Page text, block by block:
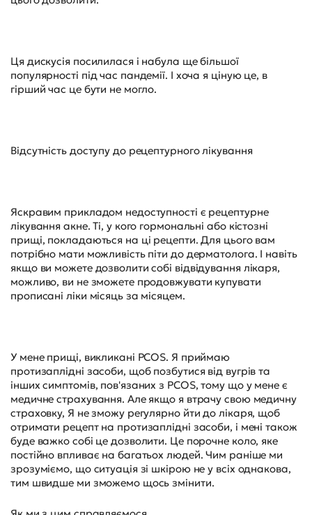
Ця дискусія посилилася і набула ще більшої
популярності під час пандемії. І хоча я ціную це, в
гірший час це бути не могло.
Відсутність доступу до рецептурного лікування
Яскравим прикладом недоступності є рецептурне
лікування акне. Ті, у кого гормональні або кістозні
прищі, покладаються на ці рецепти. Для цього вам
потрібно мати можливість піти до дерматолога. І навіть
якщо ви можете дозволити собі відвідування лікаря,
можливо, ви не зможете продовжувати купувати
прописані ліки місяць за місяцем.
У мене прищі, викликані PCOS. Я приймаю
протизаплідні засоби, щоб позбутися від вугрів та
інших симптомів, пов'язаних з PCOS, тому що у мене є
медичне страхування. Але якщо я втрачу свою медичну
страховку, Я не зможу регулярно йти до лікаря, щоб
отримати рецепт на протизаплідні засоби, і мені також
буде важко собі це дозволити. Це порочне коло, яке
постійно впливає на багатьох людей. Чим раніше ми
зрозуміємо, що ситуація зі шкірою не у всіх однакова,
тим швидше ми зможемо щось змінити.